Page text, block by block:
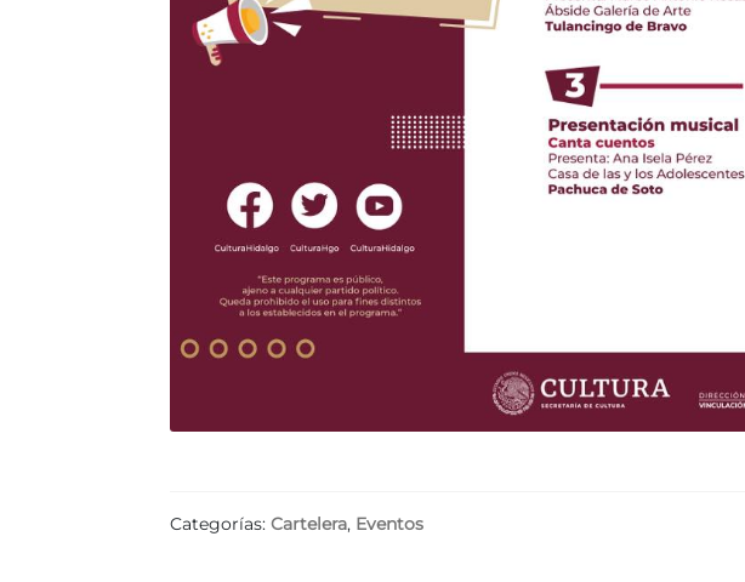
Categorías:Cartelera, Eventos